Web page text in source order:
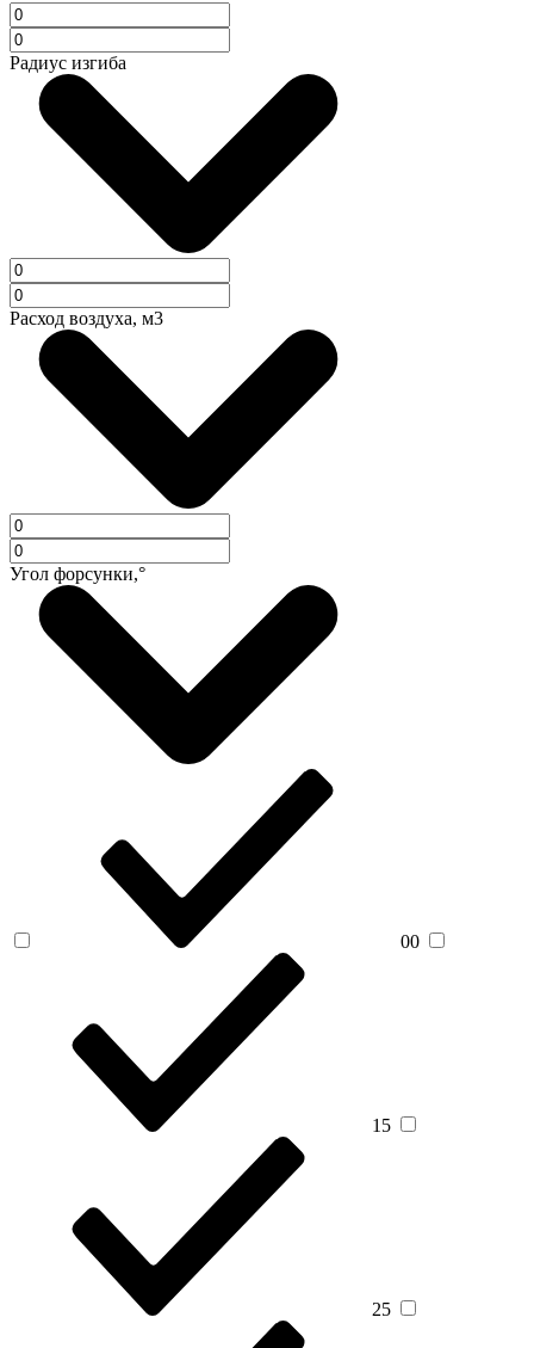
Радиус изгиба
Расход воздуха, м3
Угол форсунки,°
00
15
25